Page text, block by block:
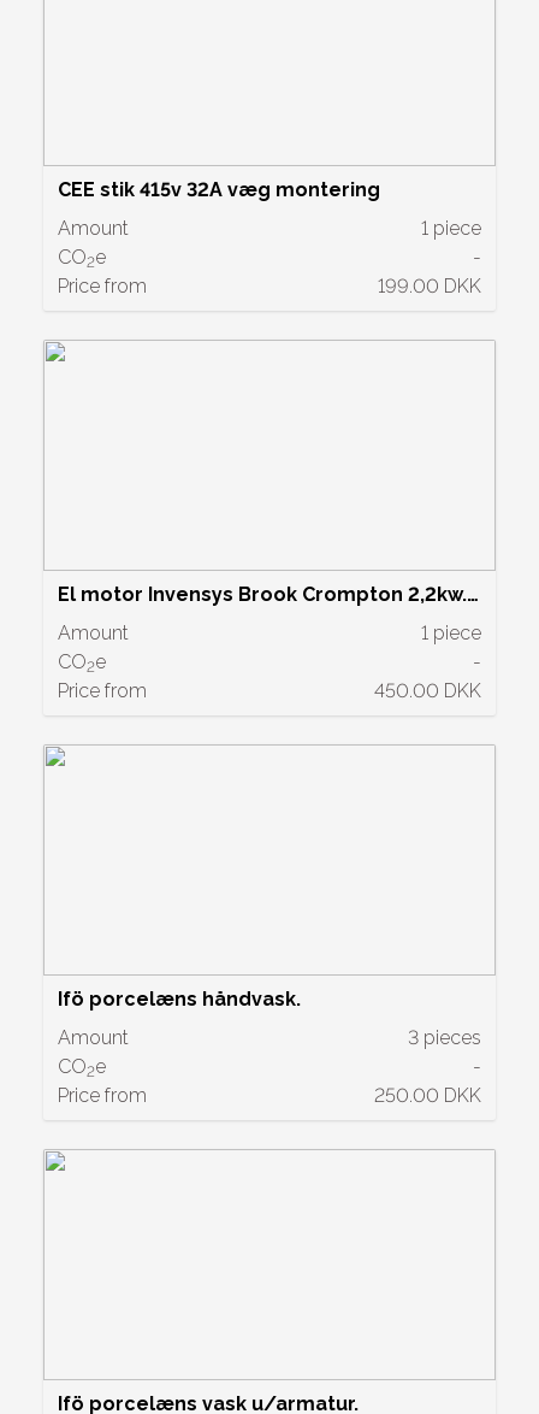
CEE stik 415v 32A væg montering
Amount
1 piece
CO2e
-
Price from
199.00 DKK
El motor Invensys Brook Crompton 2,2kw.
pris pr stk.
Amount
1 piece
CO2e
-
Price from
450.00 DKK
Ifö porcelæns håndvask.
Amount
3 pieces
CO2e
-
Price from
250.00 DKK
Ifö porcelæns vask u/armatur.